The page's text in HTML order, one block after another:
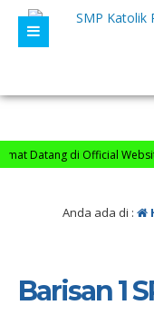
Datang di Official Website
Anda ada di :
Barisan 1